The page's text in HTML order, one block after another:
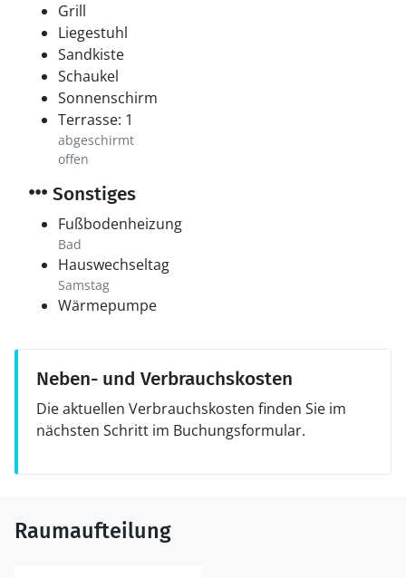
Grill
Liegestuhl
Sandkiste
Schaukel
Sonnenschirm
Terrasse: 1
abgeschirmt
offen
Sonstiges
Fußbodenheizung
Bad
Hauswechseltag
Samstag
Wärmepumpe
Neben- und Verbrauchskosten
Die aktuellen Verbrauchskosten finden Sie im
nächsten Schritt im Buchungsformular.
Raumaufteilung